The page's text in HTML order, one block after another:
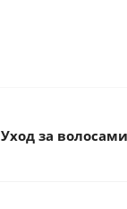
Уход за волосами